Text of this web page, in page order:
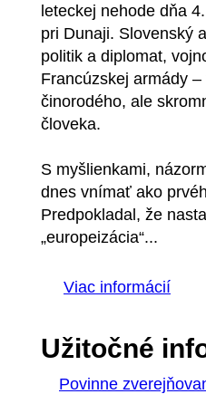
leteckej nehode dňa
pri Dunaji. Slovenský
politik a diplomat,
Francúzskej armády
činorodého, ale
človeka.
S myšlienkami,
dnes vnímať ako
Predpokladal, že
„europeizácia“...
Viac informácií
Užitočné
Povinne